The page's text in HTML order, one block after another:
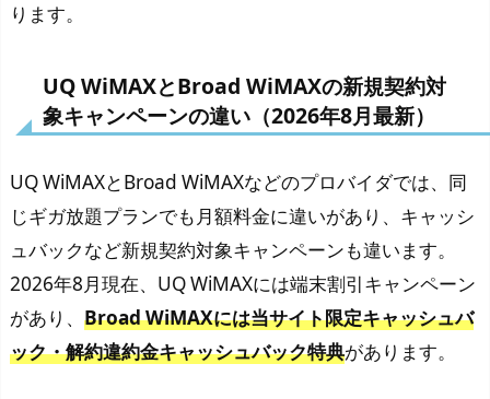
ります。
UQ WiMAXとBroad WiMAXの新規契約対
象キャンペーンの違い（2026年8月最新）
UQ WiMAXとBroad WiMAXなどのプロバイダでは、同
じギガ放題プランでも月額料金に違いがあり、キャッシ
ュバックなど新規契約対象キャンペーンも違います。
2026年8月現在、UQ WiMAXには端末割引キャンペーン
があり、 Broad WiMAXには当サイト限定キャッシュバ
ック・解約違約金キャッシュバック特典があります。